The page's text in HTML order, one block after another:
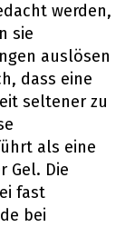
werden,
sie
auslösen
dass eine
seltener zu
als eine
Gel. Die
fast
bei